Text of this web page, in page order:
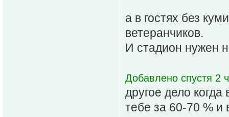
а в гостях без
ветеранчиков.
И стадион нужен
Добавлено спустя 2
другое дело
тебе за 60-70 % и